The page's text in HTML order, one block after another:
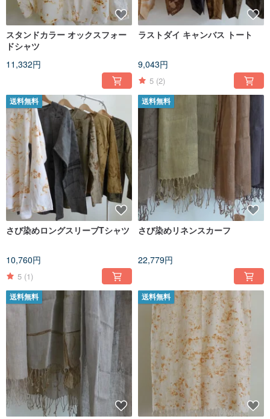
スタンドカラー オックスフォー
ドシャツ
11,332円
ラストダイ キャンバス トート
9,043円
5 (2)
送料無料
さび染めロングスリーブTシャツ
10,760円
5 (1)
送料無料
さび染めリネンスカーフ
22,779円
送料無料 送料無料